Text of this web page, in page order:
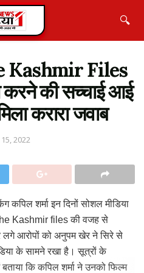
🔍
Kashmir Files
करने की सच्चाई आई
करारा जवाब
15, 2022
कपिल शर्मा इन दिनों सोशल मीडिया
Kashmir files की वजह से
लगे आरोपों को अनुपम खेर ने सिरे से
के सामने रखा है। सूत्रों के
कि कपिल शर्मा ने उनको फिल्म